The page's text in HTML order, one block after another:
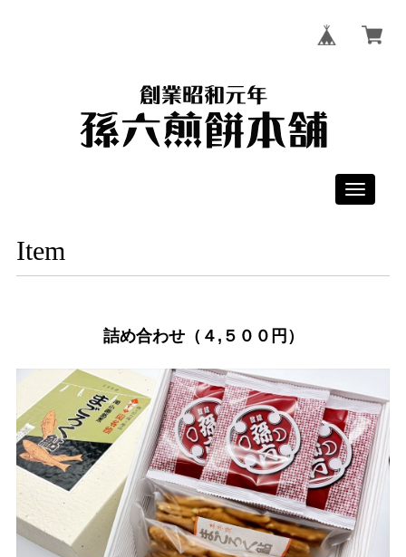
Toggle
Item
詰め合わせ（４,５００円）